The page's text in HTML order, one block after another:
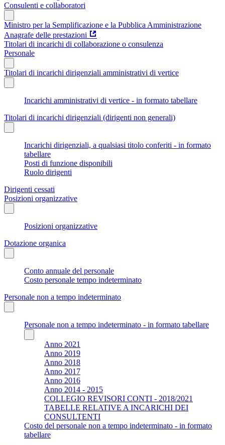
Consulenti e collaboratori
Ministro per la Semplificazione e la Pubblica Amministrazione
Anagrafe delle prestazioni
Titolari di incarichi di collaborazione o consulenza
Personale
Titolari di incarichi dirigenziali amministrativi di vertice
Incarichi amministrativi di vertice - in formato tabellare
Titolari di incarichi dirigenziali (dirigenti non generali)
Incarichi dirigenziali, a qualsiasi titolo conferiti - in formato
tabellare
Posti di funzione disponibili
Ruolo dirigenti
Dirigenti cessati
Posizioni organizzative
Posizioni organizzative
Dotazione organica
Conto annuale del personale
Costo personale tempo indeterminato
Personale non a tempo indeterminato
Personale non a tempo indeterminato - in formato tabellare
Anno 2021
Anno 2019
Anno 2018
Anno 2017
Anno 2016
Anno 2014 - 2015
COLLEGIO REVISORI CONTI - 2018/2021
TABELLE RELATIVE A INCARICHI DEI
CONSULTENTI
Costo del personale non a tempo indeterminato - in formato
tabellare